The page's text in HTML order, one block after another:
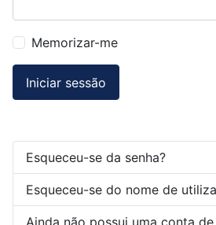
Memorizar-me
Iniciar sessão
Esqueceu-se da senha?
Esqueceu-se do nome de